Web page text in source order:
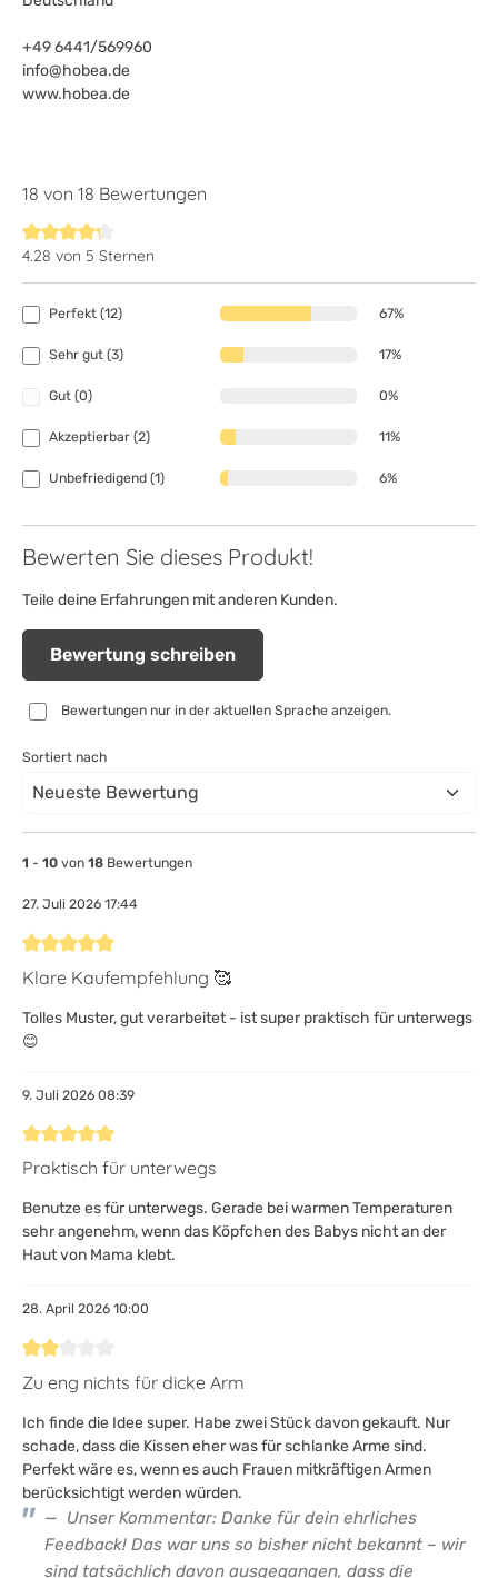
+49 6441/569960
info@hobea.de
www.hobea.de
18 von 18 Bewertungen
Durchschnittliche Bewertung von 4.2 von 5 Sternen
4.28 von 5 Sternen
Perfekt (12) 67%
Sehr gut (3) 17%
Gut (0) 0%
Akzeptierbar (2) 11%
Unbefriedigend (1) 6%
Bewerten Sie dieses Produkt!
Teile deine Erfahrungen mit anderen Kunden.
Bewertung schreiben
Bewertungen nur in der aktuellen Sprache anzeigen.
Sortiert nach
1 - 10 von 18 Bewertungen
27. Juli 2026 17:44
Bewertung mit 5 von 5 Sternen
Klare Kaufempfehlung 🥰
Tolles Muster, gut verarbeitet - ist super praktisch für unterwegs
😊
9. Juli 2026 08:39
Bewertung mit 5 von 5 Sternen
Praktisch für unterwegs
Benutze es für unterwegs. Gerade bei warmen Temperaturen
sehr angenehm, wenn das Köpfchen des Babys nicht an der
Haut von Mama klebt.
28. April 2026 10:00
Bewertung mit 2 von 5 Sternen
Zu eng nichts für dicke Arm
Ich finde die Idee super. Habe zwei Stück davon gekauft. Nur
schade, dass die Kissen eher was für schlanke Arme sind.
Perfekt wäre es, wenn es auch Frauen mitkräftigen Armen
berücksichtigt werden würden.
Unser Kommentar: Danke für dein ehrliches
Feedback! Das war uns so bisher nicht bekannt – wir
sind tatsächlich davon ausgegangen, dass die